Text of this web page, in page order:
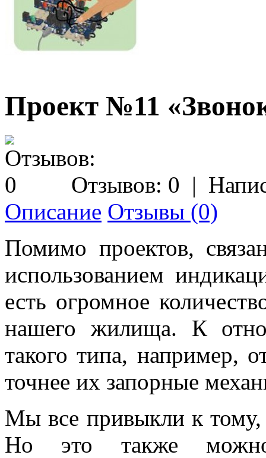
Проект №11
Отзывов: 0 |
Описание Отзывы (0)
Помимо проектов,
использованием
есть огромное
нашего жилища. К
такого типа, например,
точнее их запорные
Мы все привыкли к тому,
Но это также можно